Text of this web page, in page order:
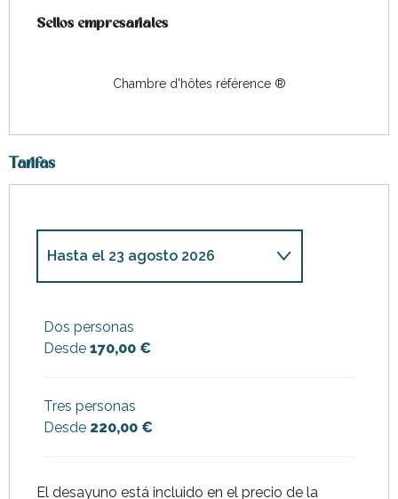
Sellos empresariales
Sellos empresariales
Chambre d'hôtes référence ®
Tarifas
Desde3 julio 2026
Hasta el 23 agosto 2026
2026hasta
2026
Dos personas
Desde 170,00 €
Tres personas
Desde 220,00 €
El desayuno está incluido en el precio de la